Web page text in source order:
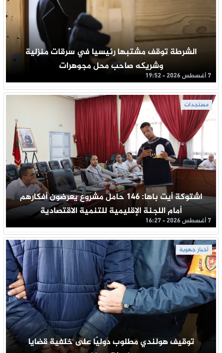
الشرطة توقف مشتبها رئيسيا في سرقات منزلية
وشريكه صاحب محل مجوهرات
7 أغسطس 2026 - 19:52
مستجدات
اشتوكة أيت باها: 146 حامل مشروع يعرضون أفكارهم
أمام اللجنة الإقليمية للتنمية الاقتصادية
7 أغسطس 2026 - 16:27
أخبار جهوية
توقيف هولندي مطلوب دوليًا على خلفية قضايا